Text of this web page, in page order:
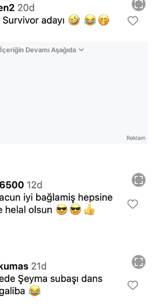
İçeriğin Devamı Aşağıda
Reklam